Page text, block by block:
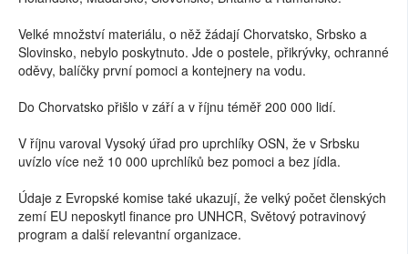
Velké množství materiálu, o něž žádají Chorvatsko, Srbsko a
Slovinsko, nebylo poskytnuto. Jde o postele, přikrývky, ochranné
oděvy, balíčky první pomoci a kontejnery na vodu.
Do Chorvatsko přišlo v září a v říjnu téměř 200 000 lidí.
V říjnu varoval Vysoký úřad pro uprchlíky OSN, že v Srbsku
uvízlo více než 10 000 uprchlíků bez pomoci a bez jídla.
Údaje z Evropské komise také ukazují, že velký počet členských
zemí EU neposkytl finance pro UNHCR, Světový potravinový
program a další relevantní organizace.